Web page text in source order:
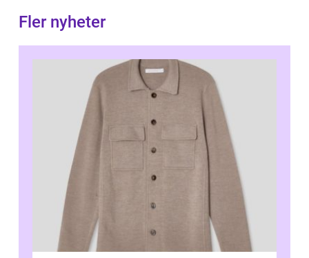
Fler nyheter